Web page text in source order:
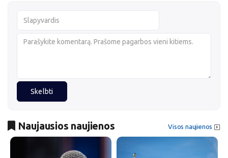
Skelbti
Naujausios naujienos Visos naujienos